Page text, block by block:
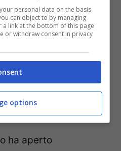
ha aperto
personal data on the basis
can object to by managing
link at the bottom of this page
or withdraw consent in privacy
options